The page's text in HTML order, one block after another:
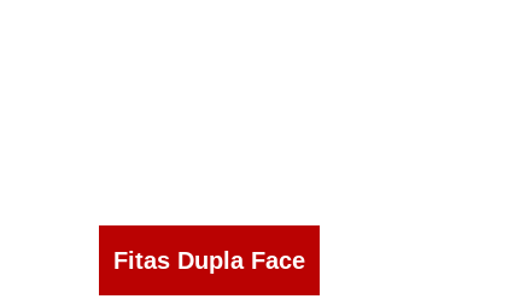
Fitas Dupla Face